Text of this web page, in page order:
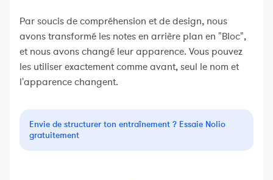
Par soucis de compréhension et de design, nous
avons transformé les notes en arrière plan en "Bloc",
et nous avons changé leur apparence. Vous pouvez
les utiliser exactement comme avant, seul le nom et
l'apparence changent.
Envie de structurer ton entraînement ? Essaie Nolio
gratuitement